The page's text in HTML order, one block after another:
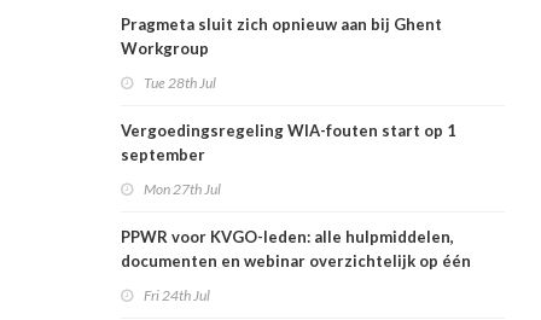
Pragmeta sluit zich opnieuw aan bij Ghent
Workgroup
Tue 28th Jul
Vergoedingsregeling WIA-fouten start op 1
september
Mon 27th Jul
PPWR voor KVGO-leden: alle hulpmiddelen,
documenten en webinar overzichtelijk op één
Fri 24th Jul